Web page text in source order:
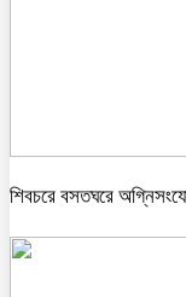
শিবচরে বসতঘরে